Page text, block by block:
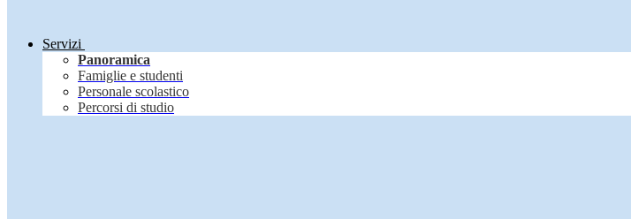
Servizi
Panoramica
Famiglie e studenti
Personale scolastico
Percorsi di studio